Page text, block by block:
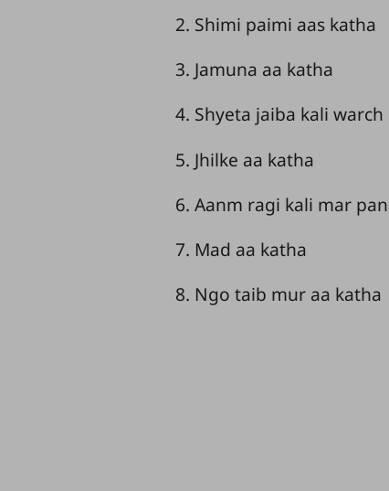
2. Shimi paimi aas katha
3. Jamuna aa katha
4. Shyeta jaiba kali warch
5. Jhilke aa katha
6. Aanm ragi kali mar
7. Mad aa katha
8. Ngo taib mur aa katha